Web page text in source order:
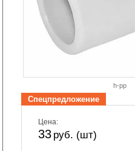
h-pp
Спецпредложение
Цена:
33 руб. (шт)